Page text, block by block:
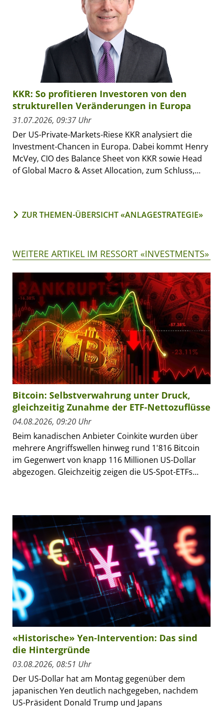
KKR: So profitieren Investoren von den
strukturellen Veränderungen in Europa
31.07.2026, 09:37 Uhr
Der US-Private-Markets-Riese KKR analysiert die
Investment-Chancen in Europa. Dabei kommt Henry
McVey, CIO des Balance Sheet von KKR sowie Head
of Global Macro & Asset Allocation, zum Schluss,...
ZUR THEMEN-ÜBERSICHT «ANLAGESTRATEGIE»
WEITERE ARTIKEL IM RESSORT «INVESTMENTS»
Bitcoin: Selbstverwahrung unter Druck,
gleichzeitig Zunahme der ETF-Nettozuflüsse
04.08.2026, 09:20 Uhr
Beim kanadischen Anbieter Coinkite wurden über
mehrere Angriffswellen hinweg rund 1'816 Bitcoin
im Gegenwert von knapp 116 Millionen US-Dollar
abgezogen. Gleichzeitig zeigen die US-Spot-ETFs...
«Historische» Yen-Intervention: Das sind
die Hintergründe
03.08.2026, 08:51 Uhr
Der US-Dollar hat am Montag gegenüber dem
japanischen Yen deutlich nachgegeben, nachdem
US-Präsident Donald Trump und Japans